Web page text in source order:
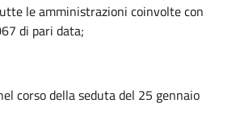
le amministrazioni coinvolte con
di pari data;
corso della seduta del 25 gennaio